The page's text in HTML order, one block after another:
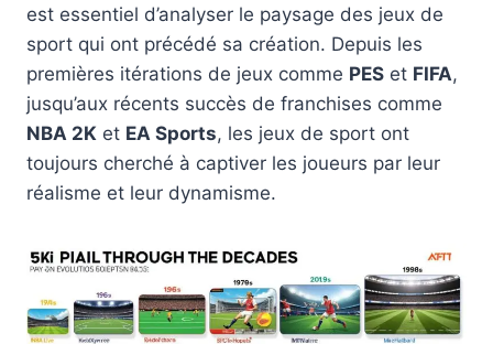
est essentiel d’analyser le paysage des jeux de
sport qui ont précédé sa création. Depuis les
premières itérations de jeux comme PES et FIFA,
jusqu’aux récents succès de franchises comme
NBA 2K et EA Sports, les jeux de sport ont
toujours cherché à captiver les joueurs par leur
réalisme et leur dynamisme.